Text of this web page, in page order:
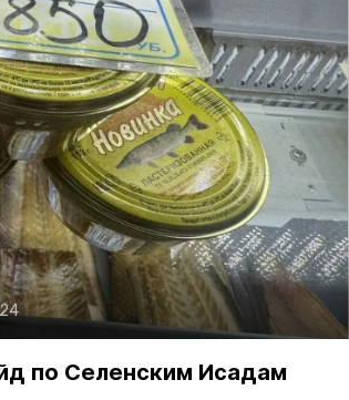
по Селенским Исадам